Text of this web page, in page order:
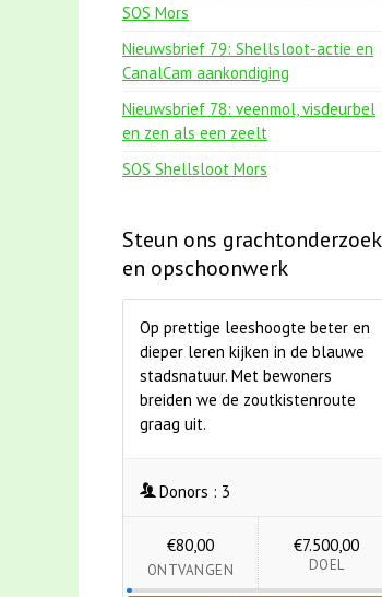
SOS Mors
Nieuwsbrief 79: Shellsloot-actie en
CanalCam aankondiging
Nieuwsbrief 78: veenmol, visdeurbel
en zen als een zeelt
SOS Shellsloot Mors
Steun ons grachtonderzoek
en opschoonwerk
Op prettige leeshoogte beter en
dieper leren kijken in de blauwe
stadsnatuur. Met bewoners
breiden we de zoutkistenroute
graag uit.
Donors : 3
€80,00
ONTVANGEN
€7.500,00
DOEL